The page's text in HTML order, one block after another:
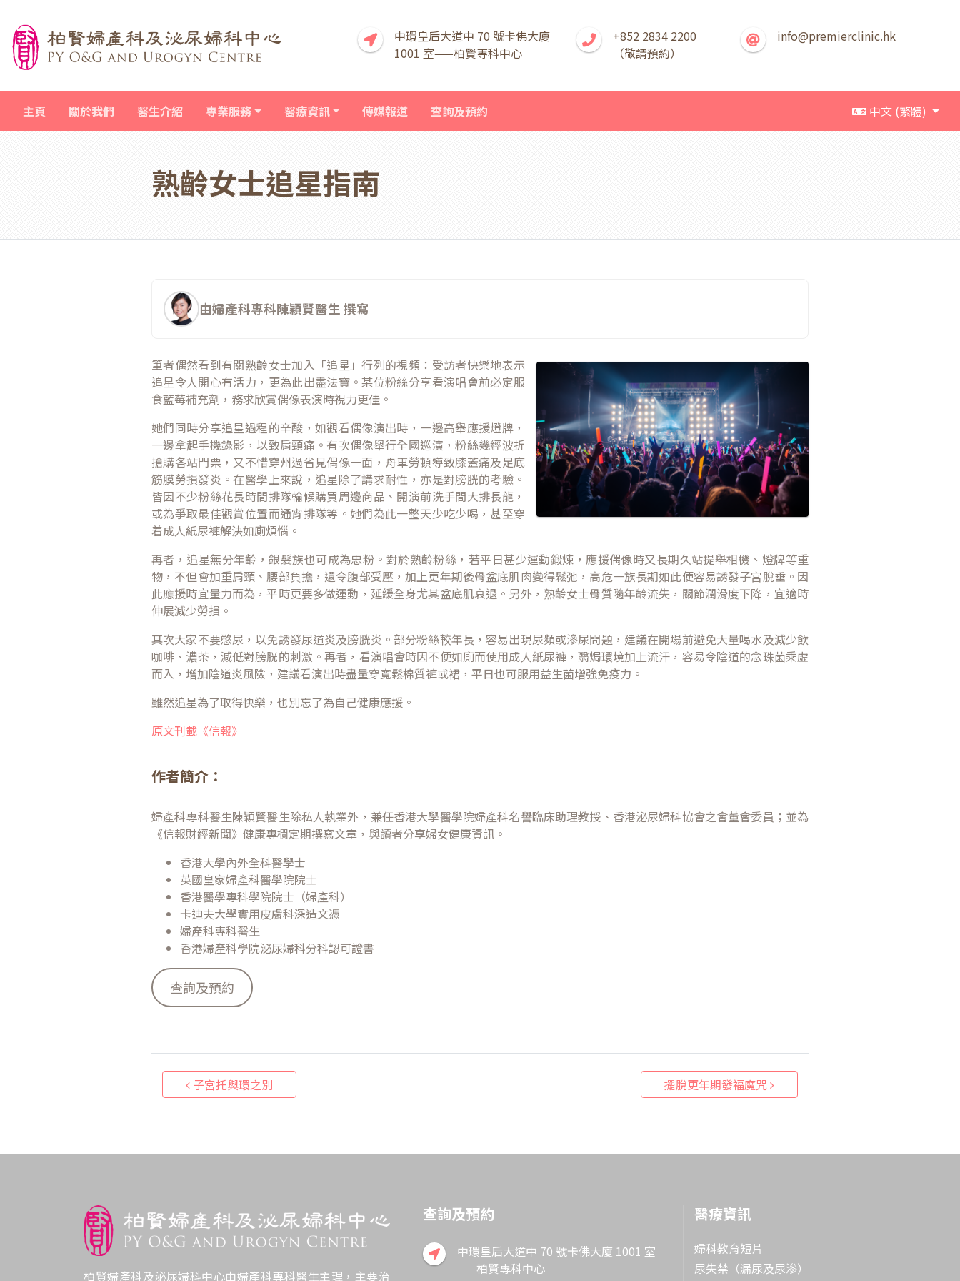
中環皇后大道中 70 號卡佛大廈
1001 室——柏賢專科中心
+852 2834 2200
（敬請預約）
info@premierclinic.hk
主頁 關於我們 醫生介紹 專業服務 醫療資訊 傳媒報道 查詢及預約 中文 (繁體)
熟齡女士追星指南
由婦產科專科陳穎賢醫生 撰寫
筆者偶然看到有關熟齡女士加入「追星」行列的視頻：受訪者快樂地表示
追星令人開心有活力，更為此出盡法寶。某位粉絲分享看演唱會前必定服
食藍莓補充劑，務求欣賞偶像表演時視力更佳。
她們同時分享追星過程的辛酸，如觀看偶像演出時，一邊高舉應援燈牌，
一邊拿起手機錄影，以致肩頸痛。有次偶像舉行全國巡演，粉絲幾經波折
搶購各站門票，又不惜穿州過省見偶像一面，舟車勞頓導致膝蓋痛及足底
筋膜勞損發炎。在醫學上來說，追星除了講求耐性，亦是對膀胱的考驗。
皆因不少粉絲花長時間排隊輪候購買周邊商品、開演前洗手間大排長龍，
或為爭取最佳觀賞位置而通宵排隊等。她們為此一整天少吃少喝，甚至穿
着成人紙尿褲解決如廁煩惱。
再者，追星無分年齡，銀髮族也可成為忠粉。對於熟齡粉絲，若平日甚少運動鍛煉，應援偶像時又長期久站提舉相機、燈牌等重
物，不但會加重肩頸、腰部負擔，還令腹部受壓，加上更年期後骨盆底肌肉變得鬆弛，高危一族長期如此便容易誘發子宮脫垂。因
此應援時宜量力而為，平時更要多做運動，延緩全身尤其盆底肌衰退。另外，熟齡女士骨質隨年齡流失，關節潤滑度下降，宜適時
伸展減少勞損。
其次大家不要憋尿，以免誘發尿道炎及膀胱炎。部分粉絲較年長，容易出現尿頻或滲尿問題，建議在開場前避免大量喝水及減少飲
咖啡、濃茶，減低對膀胱的刺激。再者，看演唱會時因不便如廁而使用成人紙尿褲，翳焗環境加上流汗，容易令陰道的念珠菌乘虛
而入，增加陰道炎風險，建議看演出時盡量穿寬鬆棉質褲或裙，平日也可服用益生菌增強免疫力。
雖然追星為了取得快樂，也別忘了為自己健康應援。
原文刊載《信報》
作者簡介：
婦產科專科醫生陳穎賢醫生除私人執業外，兼任香港大學醫學院婦產科名譽臨床助理教授、香港泌尿婦科協會之會董會委員；並為
《信報財經新聞》健康專欄定期撰寫文章，與讀者分享婦女健康資訊。
香港大學內外全科醫學士
英國皇家婦產科醫學院院士
香港醫學專科學院院士（婦產科）
卡迪夫大學實用皮膚科深造文憑
婦產科專科醫生
香港婦產科學院泌尿婦科分科認可證書
查詢及預約
Post navigation
子宮托與環之別 擺脫更年期發福魔咒
柏賢婦產科及泌尿婦科中心由婦產科專科醫生主理，主要治
查詢及預約
中環皇后大道中 70 號卡佛大廈 1001 室
——柏賢專科中心
醫療資訊
婦科教育短片
尿失禁（漏尿及尿滲）